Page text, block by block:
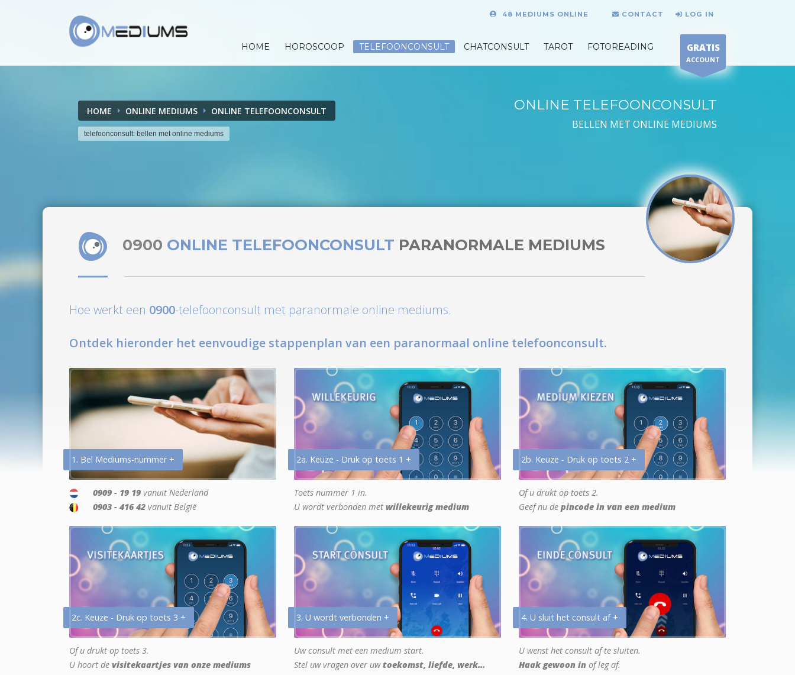
48 MEDIUMS ONLINE CONTACT LOG IN
HOME HOROSCOOP TELEFOONCONSULT CHATCONSULT TAROT FOTOREADING GRATIS
ACCOUNT
HOME ONLINE MEDIUMS ONLINE TELEFOONCONSULT
telefoonconsult: bellen met online mediums
ONLINE TELEFOONCONSULT
BELLEN MET ONLINE MEDIUMS
0900 ONLINE TELEFOONCONSULT PARANORMALE MEDIUMS
Hoe werkt een 0900-telefoonconsult met paranormale online mediums.
Ontdek hieronder het eenvoudige stappenplan van een paranormaal online telefoonconsult.
1. Bel Mediums-nummer +
0909 - 19 19 vanuit Nederland
0903 - 416 42 vanuit België
2a. Keuze - Druk op toets 1 +
Toets nummer 1 in.
U wordt verbonden met willekeurig medium
2b. Keuze - Druk op toets 2 +
Of u drukt op toets 2.
Geef nu de pincode in van een medium
2c. Keuze - Druk op toets 3 +
Of u drukt op toets 3.
U hoort de visitekaartjes van onze mediums
3. U wordt verbonden +
Uw consult met een medium start.
Stel uw vragen over uwtoekomst, liefde, werk...
4. U sluit het consult af +
U wenst het consult af te sluiten.
Haak gewoon in of leg af.